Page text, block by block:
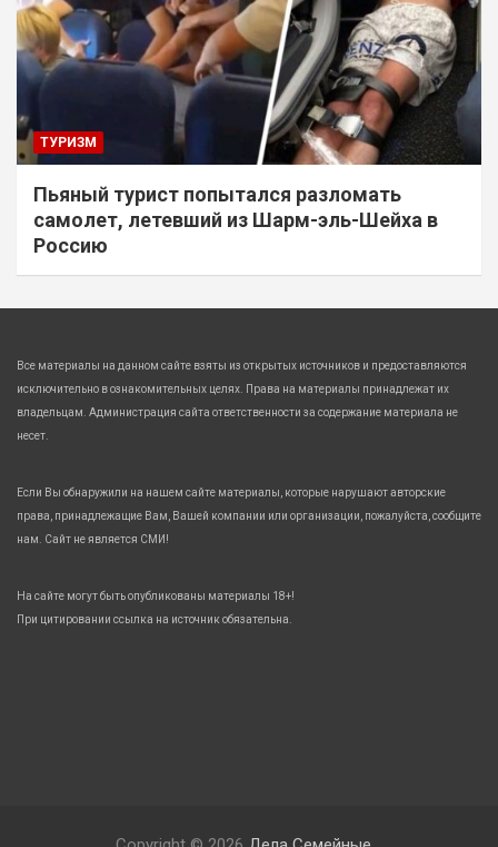
ТУРИЗМ
Пьяный турист попытался разломать
самолет, летевший из Шарм-эль-Шейха в
Россию
Все материалы на данном сайте взяты из открытых источников и предоставляются
исключительно в ознакомительных целях. Права на материалы принадлежат их
владельцам. Администрация сайта ответственности за содержание материала не
несет.
Если Вы обнаружили на нашем сайте материалы, которые нарушают авторские
права, принадлежащие Вам, Вашей компании или организации, пожалуйста, сообщите
нам. Сайт не является СМИ!
На сайте могут быть опубликованы материалы 18+!
При цитировании ссылка на источник обязательна.